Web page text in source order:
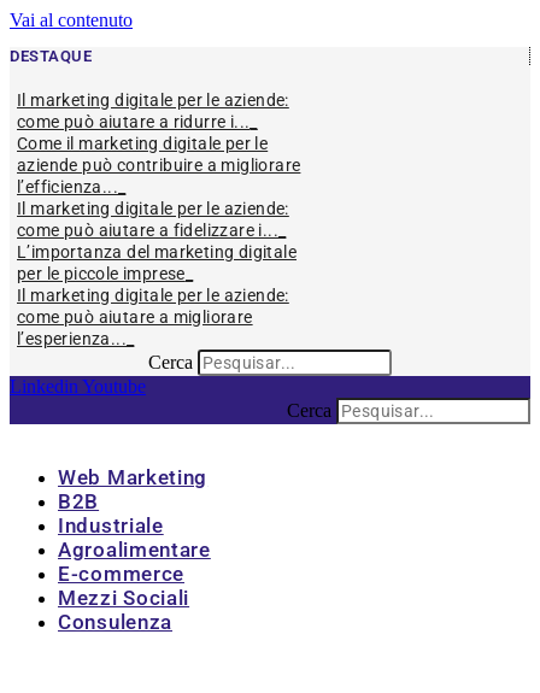
Vai al contenuto
DESTAQUE
Il marketing digitale per le aziende:
come può aiutare a ridurre i...
Come il marketing digitale per le
aziende può contribuire a migliorare
l’efficienza...
Il marketing digitale per le aziende:
come può aiutare a fidelizzare i...
L’importanza del marketing digitale
per le piccole imprese
Il marketing digitale per le aziende:
come può aiutare a migliorare
l’esperienza...
Cerca
Linkedin Youtube
Cerca
Web Marketing
B2B
Industriale
Agroalimentare
E-commerce
Mezzi Sociali
Consulenza